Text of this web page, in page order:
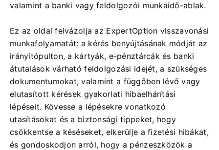
valamint a banki vagy feldolgozói munkaidő-ablak.
Ez az oldal felvázolja az ExpertOption visszavonási
munkafolyamatát: a kérés benyújtásának módját az
irányítópulton, a kártyák, e-pénztárcák és banki
átutalások várható feldolgozási idejét, a szükséges
dokumentumokat, valamint a függőben lévő vagy
elutasított kérések gyakorlati hibaelhárítási
lépéseit. Kövesse a lépésekre vonatkozó
utasításokat és a biztonsági tippeket, hogy
csökkentse a késéseket, elkerülje a fizetési hibákat,
és gondoskodjon arról, hogy a pénzeszközök a